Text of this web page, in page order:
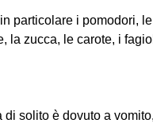
particolare i pomodori,
la zucca, le carote, i
solito è dovuto a